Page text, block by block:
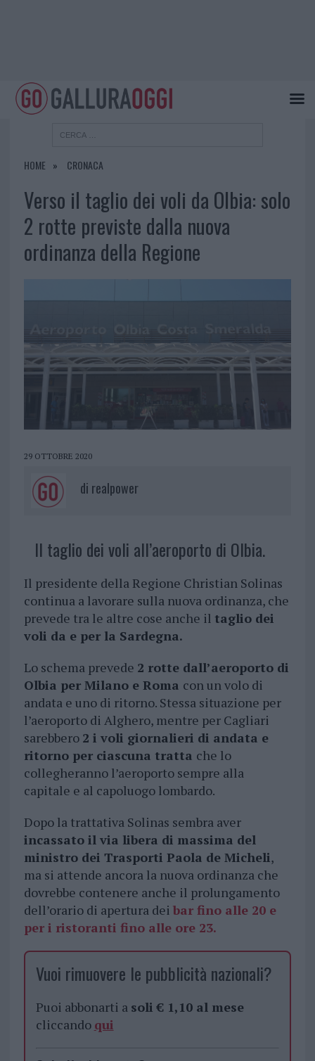
HOME CRONACA
Verso il taglio dei voli da Olbia: solo
2 rotte previste dalla nuova
ordinanza della Regione
29 OTTOBRE 2020
di realpower
Il taglio dei voli all’aeroporto di Olbia.
Il presidente della Regione Christian Solinas
continua a lavorare sulla nuova ordinanza, che
prevede tra le altre cose anche il taglio dei
voli da e per la Sardegna.
Lo schema prevede 2 rotte dall’aeroporto di
Olbia per Milano e Roma con un volo di
andata e uno di ritorno. Stessa situazione per
l’aeroporto di Alghero, mentre per Cagliari
sarebbero 2 i voli giornalieri di andata e
ritorno per ciascuna tratta che lo
collegheranno l’aeroporto sempre alla
capitale e al capoluogo lombardo.
Dopo la trattativa Solinas sembra aver
incassato il via libera di massima del
ministro dei Trasporti Paola de Micheli,
ma si attende ancora la nuova ordinanza che
dovrebbe contenere anche il prolungamento
dell’orario di apertura dei bar fino alle 20 e
per i ristoranti fino alle ore 23.
Vuoi rimuovere le pubblicità nazionali?
Puoi abbonarti a soli € 1,10 al mese
cliccando qui